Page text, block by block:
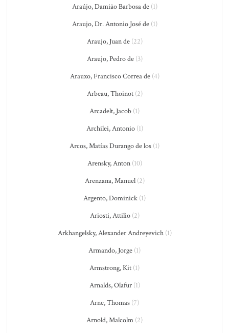
Araújo, Damião Barbosa de(1)
Araujo, Dr. Antonio José de(1)
Araujo, Juan de(22)
Araujo, Pedro de(3)
Arauxo, Francisco Correa de(4)
Arbeau, Thoinot(2)
Arcadelt, Jacob (1)
Archilei, Antonio(1)
Arcos, Matías Durango de los (1)
Arensky, Anton(10)
Arenzana, Manuel(2)
Argento, Dominick (1)
Ariosti, Attilio(2)
Arkhangelsky, Alexander Andreyevich(1)
Armando, Jorge (1)
Armstrong, Kit (1)
Arnalds, Olafur(1)
Arne, Thomas (7)
Arnold, Malcolm (2)